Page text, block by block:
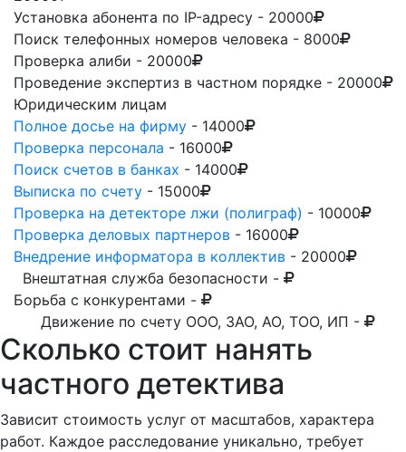
Установка абонента по IP-адресу - 20000
Поиск телефонных номеров человека - 8000
Проверка алиби - 20000
Проведение экспертиз в частном порядке - 20000
Юридическим лицам
Полное досье на фирму - 14000
Проверка персонала - 16000
Поиск счетов в банках - 14000
Выписка по счету - 15000
Проверка на детекторе лжи (полиграф) - 10000
Проверка деловых партнеров - 16000
Внедрение информатора в коллектив - 20000
Внештатная служба безопасности -
Борьба с конкурентами -
Движение по счету ООО, ЗАО, АО, ТОО, ИП -
Сколько стоит нанять
частного детектива
Зависит стоимость услуг от масштабов, характера
работ. Каждое расследование уникально, требует